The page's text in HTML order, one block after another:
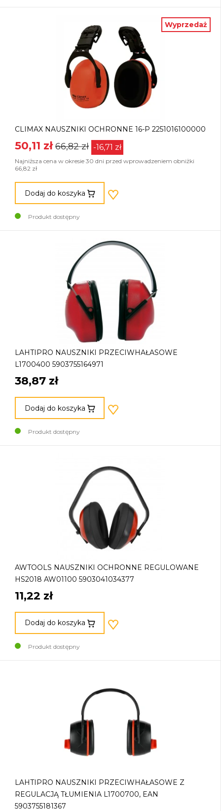
Wyprzedaż
CLIMAX NAUSZNIKI OCHRONNE 16-P 2251016100000
50,11 zł 66,82 zł -16,71 zł
Najniższa cena w okresie 30 dni przed wprowadzeniem obniżki
66,82 zł
Dodaj do koszyka
Produkt dostępny
LAHTIPRO NAUSZNIKI PRZECIWHAŁASOWE
L1700400 5903755164971
38,87 zł
Dodaj do koszyka
Produkt dostępny
AWTOOLS NAUSZNIKI OCHRONNE REGULOWANE
HS2018 AW01100 5903041034377
11,22 zł
Dodaj do koszyka
Produkt dostępny
LAHTIPRO NAUSZNIKI PRZECIWHAŁASOWE Z
REGULACJĄ TŁUMIENIA L1700700, EAN
5903755181367